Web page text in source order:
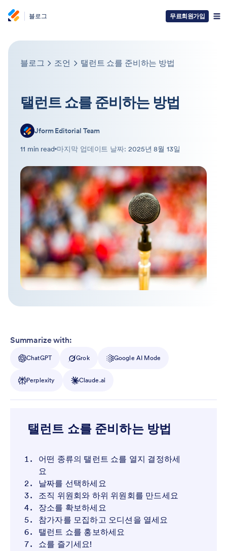
블로그 무료회원가입
블로그 조언 탤런트 쇼를 준비하는 방법
탤런트 쇼를 준비하는 방법
Jform Editorial Team
11 min read 마지막 업데이트 날짜: 2025년 8월 13일
Summarize with:
ChatGPT Grok Google AI Mode
Perplexity Claude.ai
탤런트 쇼를 준비하는 방법
어떤 종류의 탤런트 쇼를 열지 결정하세
요
날짜를 선택하세요
조직 위원회와 하위 위원회를 만드세요
장소를 확보하세요
참가자를 모집하고 오디션을 열세요
탤런트 쇼를 홍보하세요
쇼를 즐기세요!